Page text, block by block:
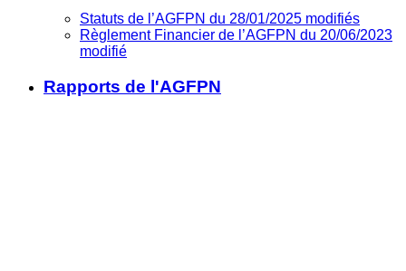
Statuts de l’AGFPN du 28/01/2025 modifiés
Règlement Financier de l’AGFPN du 20/06/2023
modifié
Rapports de l'AGFPN